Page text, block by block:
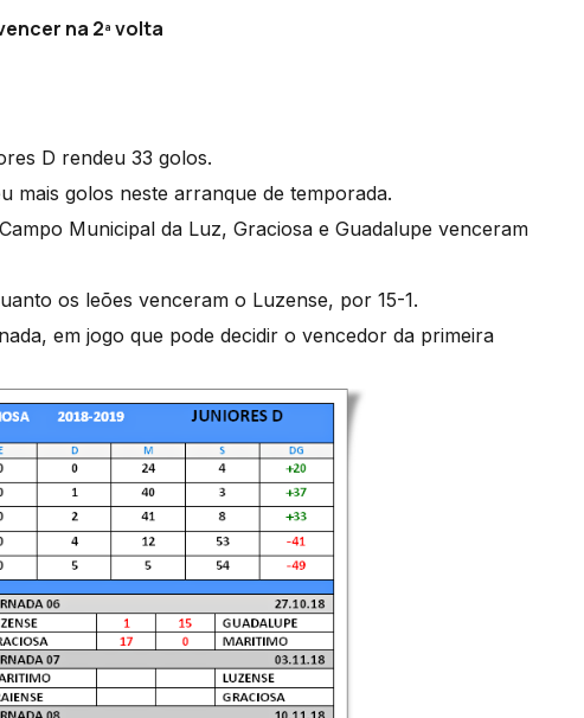
na 2ª volta
D rendeu 33 golos.
mais golos neste arranque de temporada.
Municipal da Luz, Graciosa e Guadalupe venceram
os leões venceram o Luzense, por 15-1.
em jogo que pode decidir o vencedor da primeira